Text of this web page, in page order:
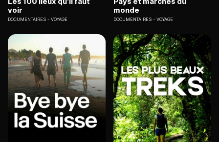
voir
DOCUMENTAIRES VOYAGE
monde
DOCUMENTAIRES VOYAGE